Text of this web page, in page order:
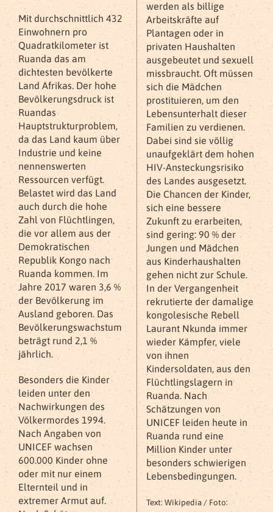
Mit durchschnittlich 432
Einwohnern pro
Quadratkilometer ist
Ruanda das am
dichtesten bevölkerte
Land Afrikas. Der hohe
Bevölkerungsdruck ist
Ruandas
Hauptstrukturproblem,
da das Land kaum über
Industrie und keine
nennenswerten
Ressourcen verfügt.
Belastet wird das Land
auch durch die hohe
Zahl von Flüchtlingen,
die vor allem aus der
Demokratischen
Republik Kongo nach
Ruanda kommen. Im
Jahre 2017 waren 3,6 %
der Bevölkerung im
Ausland geboren. Das
Bevölkerungswachstum
beträgt rund 2,1 %
jährlich.
Besonders die Kinder
leiden unter den
Nachwirkungen des
Völkermordes 1994.
Nach Angaben von
UNICEF wachsen
600.000 Kinder ohne
oder mit nur einem
Elternteil und in
extremer Armut auf.
werden als billige
Arbeitskräfte auf
Plantagen oder in
privaten Haushalten
ausgebeutet und sexuell
missbraucht. Oft müssen
sich die Mädchen
prostituieren, um den
Lebensunterhalt dieser
Familien zu verdienen.
Dabei sind sie völlig
unaufgeklärt dem hohen
HIV-Ansteckungsrisiko
des Landes ausgesetzt.
Die Chancen der Kinder,
sich eine bessere
Zukunft zu erarbeiten,
sind gering: 90 % der
Jungen und Mädchen
aus Kinderhaushalten
gehen nicht zur Schule.
In der Vergangenheit
rekrutierte der damalige
kongolesische Rebell
Laurant Nkunda immer
wieder Kämpfer, viele
von ihnen
Kindersoldaten, aus den
Flüchtlingslagern in
Ruanda. Nach
Schätzungen von
UNICEF leiden heute in
Ruanda rund eine
Million Kinder unter
besonders schwierigen
Lebensbedingungen.
Text: Wikipedia / Foto: